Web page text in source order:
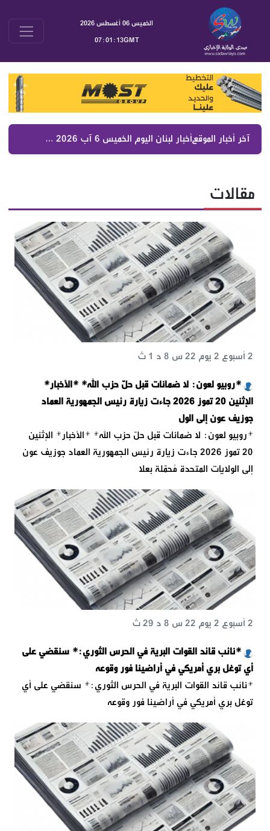
الخميس 06 أغسطس 2026
07:01:14GMT
آخر أخبار الموقع : أسرار الصحف اللبنانية 6 آب 2026 | كواليس مفاوضات روما والتنسيق اللبناني السوري
مقالات
*روبيو لعون: لا ضمانات قبل حلّ حزب الله* *الأخبار*
الإثنين 20 تموز 2026 جاءت زيارة رئيس الجمهورية العماد
جوزيف عون إلى الول
2 أسبوع 2 يوم 22 س 8 د 1 ث
*روبيو لعون: لا ضمانات قبل حلّ حزب الله* *الأخبار* الإثنين
20 تموز 2026 جاءت زيارة رئيس الجمهورية العماد جوزيف عون
إلى الولايات المتحدة مُحمّلة بعلا
*نائب قائد القوات البرية في الحرس الثوري:* سنقضي على
أي توغل بري أمريكي في أراضينا فور وقوعه
2 أسبوع 2 يوم 22 س 8 د 29 ث
*نائب قائد القوات البرية في الحرس الثوري:* سنقضي على أي
توغل بري أمريكي في أراضينا فور وقوعه